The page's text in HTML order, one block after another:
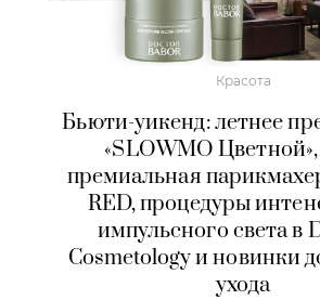
Красота
Бьюти-уикенд: летнее
«SLOWMO
премиальная
RED, процедуры
импульсного света в
Cosmetology и новинки
ухода